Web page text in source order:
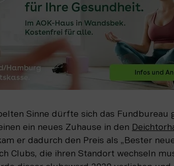
Sinne dürfte sich das Fundbureau
ein neues Zuhause in den
er dadurch den Preis als „Bester
Clubs, die ihren Standort wechseln